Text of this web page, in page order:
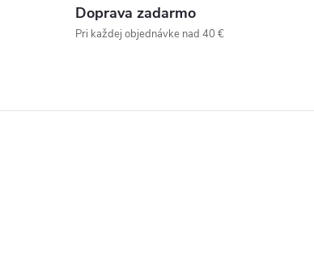
Doprava zadarmo
Pri každej objednávke nad 40 €